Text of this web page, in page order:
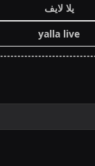
يلا لايف
yalla live